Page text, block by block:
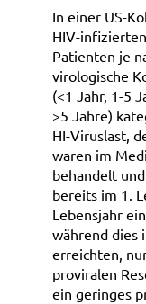
In einer US-
HIV-
Patienten je
virologische
(<1 Jahr, 1-5
>5 Jahre)
HI-Viruslast,
waren im
behandelt
bereits im 1.
Lebensjahr
während dies
erreichten,
proviralen
ein geringes